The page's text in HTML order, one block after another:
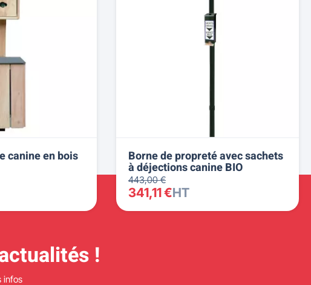
canine en bois Borne de propreté avec sachets
à déjections canine BIO
443,00 €
341,11 €HT
!
infos